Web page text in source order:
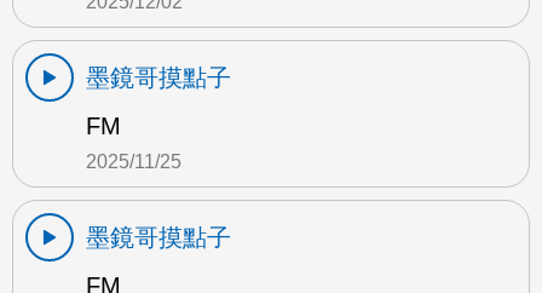
墨鏡哥摸點子
FM
2025/11/25
墨鏡哥摸點子
FM